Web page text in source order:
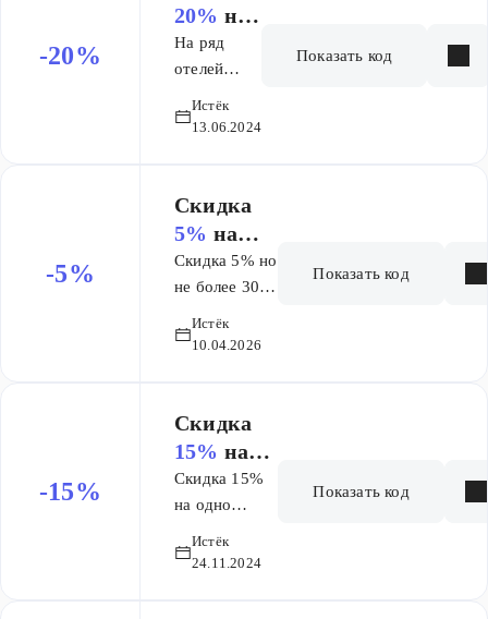
-20%
20% на
заказ
На ряд
отелей
Истёк
13.06.2024
Показать код
-5%
Скидка
5% на
заказ
Скидка 5% но
не более 3000
бронирование
Истёк
10.04.2026
Показать код
-15%
Скидка
15% на
заказ
Скидка 15%
на одно
для
Истёк
24.11.2024
Показать код